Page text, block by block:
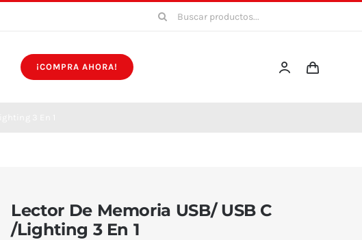
Buscar:
¡COMPRA AHORA!
Lector De Memoria USB/ USB C
/Lighting 3 En 1